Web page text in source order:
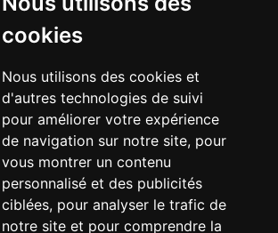
cookies
Nous utilisons des cookies et
d'autres technologies de suivi
pour améliorer votre expérience
de navigation sur notre site, pour
vous montrer un contenu
personnalisé et des publicités
ciblées, pour analyser le trafic de
notre site et pour comprendre la
1 min de lecture
Page 2 de 2